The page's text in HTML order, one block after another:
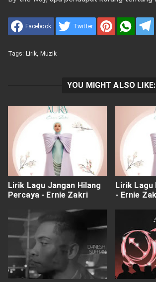
Facebook Twitter
Tags: Lirik, Muzik
YOU MIGHT ALSO LIKE:
Lirik Lagu Jangan Hilang
Percaya - Ernie Zakri
Lirik Lagu
- Ernie